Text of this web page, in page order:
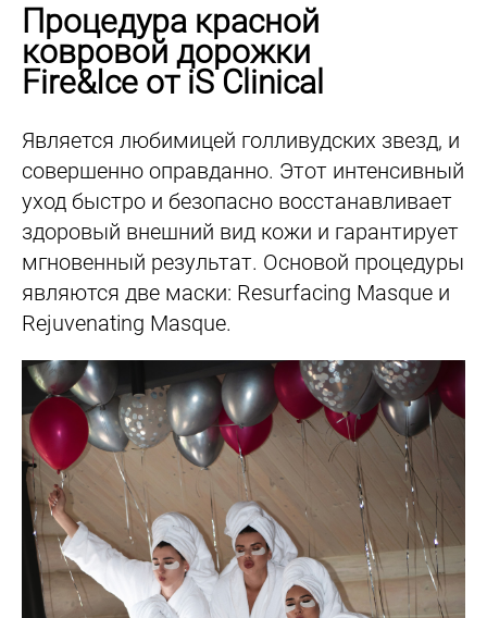
Процедура красной
ковровой дорожки
Fire&Ice от iS Clinical
Является любимицей голливудских звезд, и
совершенно оправданно. Этот интенсивный
уход быстро и безопасно восстанавливает
здоровый внешний вид кожи и гарантирует
мгновенный результат. Основой процедуры
являются две маски: Resurfacing Masque и
Rejuvenating Masque.